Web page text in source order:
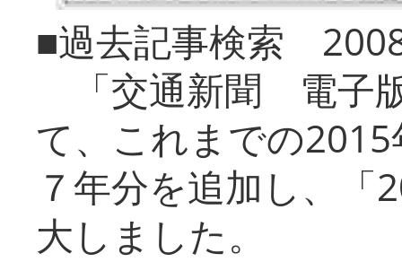
■過去記事検索
「交通新聞 電子
て、これまでの
７年分を追加し、「
大しまし